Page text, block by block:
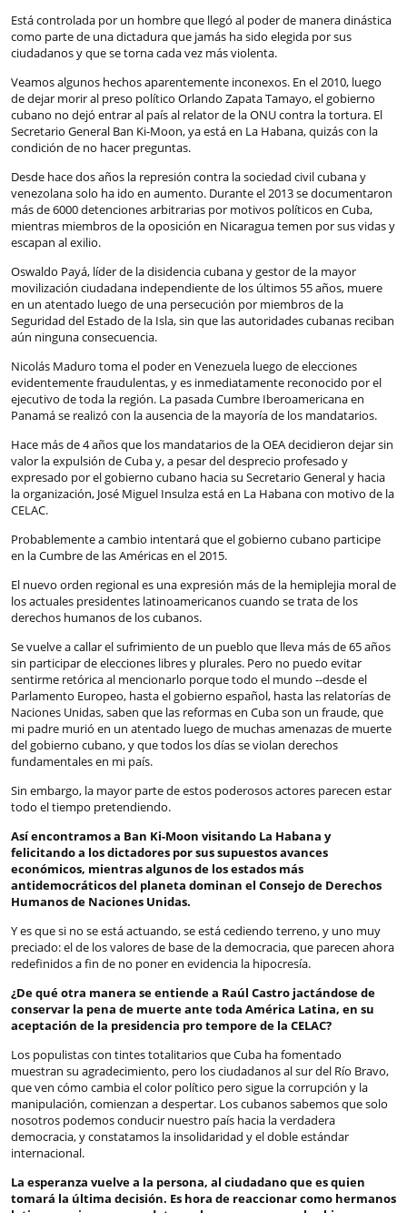
Está controlada por un hombre que llegó al poder de manera dinástica
como parte de una dictadura que jamás ha sido elegida por sus
ciudadanos y que se torna cada vez más violenta.
Veamos algunos hechos aparentemente inconexos. En el 2010, luego
de dejar morir al preso político Orlando Zapata Tamayo, el gobierno
cubano no dejó entrar al país al relator de la ONU contra la tortura. El
Secretario General Ban Ki-Moon, ya está en La Habana, quizás con la
condición de no hacer preguntas.
Desde hace dos años la represión contra la sociedad civil cubana y
venezolana solo ha ido en aumento. Durante el 2013 se documentaron
más de 6000 detenciones arbitrarias por motivos políticos en Cuba,
mientras miembros de la oposición en Nicaragua temen por sus vidas y
escapan al exilio.
Oswaldo Payá, líder de la disidencia cubana y gestor de la mayor
movilización ciudadana independiente de los últimos 55 años, muere
en un atentado luego de una persecución por miembros de la
Seguridad del Estado de la Isla, sin que las autoridades cubanas reciban
aún ninguna consecuencia.
Nicolás Maduro toma el poder en Venezuela luego de elecciones
evidentemente fraudulentas, y es inmediatamente reconocido por el
ejecutivo de toda la región. La pasada Cumbre Iberoamericana en
Panamá se realizó con la ausencia de la mayoría de los mandatarios.
Hace más de 4 años que los mandatarios de la OEA decidieron dejar sin
valor la expulsión de Cuba y, a pesar del desprecio profesado y
expresado por el gobierno cubano hacia su Secretario General y hacia
la organización, José Miguel Insulza está en La Habana con motivo de la
CELAC.
Probablemente a cambio intentará que el gobierno cubano participe
en la Cumbre de las Américas en el 2015.
El nuevo orden regional es una expresión más de la hemiplejia moral de
los actuales presidentes latinoamericanos cuando se trata de los
derechos humanos de los cubanos.
Se vuelve a callar el sufrimiento de un pueblo que lleva más de 65 años
sin participar de elecciones libres y plurales. Pero no puedo evitar
sentirme retórica al mencionarlo porque todo el mundo --desde el
Parlamento Europeo, hasta el gobierno español, hasta las relatorías de
Naciones Unidas, saben que las reformas en Cuba son un fraude, que
mi padre murió en un atentado luego de muchas amenazas de muerte
del gobierno cubano, y que todos los días se violan derechos
fundamentales en mi país.
Sin embargo, la mayor parte de estos poderosos actores parecen estar
todo el tiempo pretendiendo.
Así encontramos a Ban Ki-Moon visitando La Habana y
felicitando a los dictadores por sus supuestos avances
económicos, mientras algunos de los estados más
antidemocráticos del planeta dominan el Consejo de Derechos
Humanos de Naciones Unidas.
Y es que si no se está actuando, se está cediendo terreno, y uno muy
preciado: el de los valores de base de la democracia, que parecen ahora
redefinidos a fin de no poner en evidencia la hipocresía.
¿De qué otra manera se entiende a Raúl Castro jactándose de
conservar la pena de muerte ante toda América Latina, en su
aceptación de la presidencia pro tempore de la CELAC?
Los populistas con tintes totalitarios que Cuba ha fomentado
muestran su agradecimiento, pero los ciudadanos al sur del Río Bravo,
que ven cómo cambia el color político pero sigue la corrupción y la
manipulación, comienzan a despertar. Los cubanos sabemos que solo
nosotros podemos conducir nuestro país hacia la verdadera
democracia, y constatamos la insolidaridad y el doble estándar
internacional.
La esperanza vuelve a la persona, al ciudadano que es quien
tomará la última decisión. Es hora de reaccionar como hermanos